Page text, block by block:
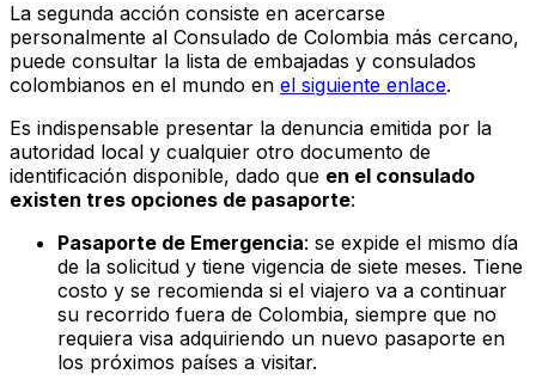
La segunda acción consiste en acercarse
personalmente al Consulado de Colombia más cercano,
puede consultar la lista de embajadas y consulados
colombianos en el mundo en el siguiente enlace.
Es indispensable presentar la denuncia emitida por la
autoridad local y cualquier otro documento de
identificación disponible, dado que en el consulado
existen tres opciones de pasaporte:
Pasaporte de Emergencia: se expide el mismo día
de la solicitud y tiene vigencia de siete meses. Tiene
costo y se recomienda si el viajero va a continuar
su recorrido fuera de Colombia, siempre que no
requiera visa adquiriendo un nuevo pasaporte en
los próximos países a visitar.